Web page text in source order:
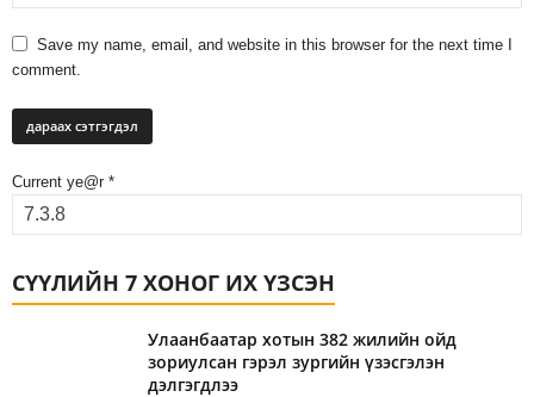
Save my name, email, and website in this browser for the next time I
comment.
Current ye@r *
СҮҮЛИЙН 7 ХОНОГ ИХ ҮЗСЭН
Улаанбаатар хотын 382 жилийн ойд
зориулсан гэрэл зургийн үзэсгэлэн
дэлгэгдлээ